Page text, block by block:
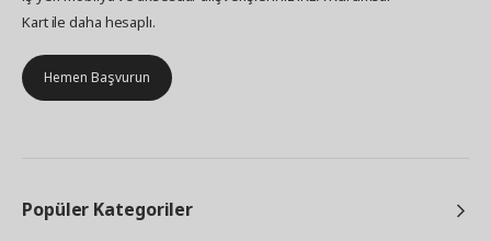
Kart ile daha hesaplı.
Hemen Başvurun
Popüler Kategoriler